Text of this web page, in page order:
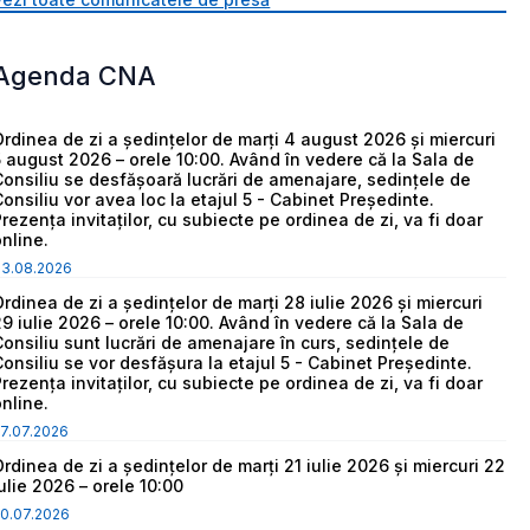
CNA
de zi a ședințelor de marți 4 august 2026 și miercuri
august 2026 – orele 10:00. Având în vedere că la Sala de
se desfășoară lucrări de amenajare, sedințele de
vor avea loc la etajul 5 - Cabinet Președinte.
invitaților, cu subiecte pe ordinea de zi, va fi doar
de zi a ședințelor de marți 28 iulie 2026 și miercuri
iulie 2026 – orele 10:00. Având în vedere că la Sala de
sunt lucrări de amenajare în curs, sedințele de
se vor desfășura la etajul 5 - Cabinet Președinte.
invitaților, cu subiecte pe ordinea de zi, va fi doar
de zi a ședințelor de marți 21 iulie 2026 și miercuri 22
2026 – orele 10:00